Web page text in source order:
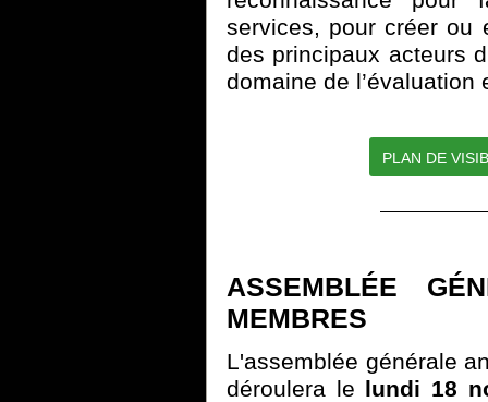
services, pour créer ou
des principaux acteurs
domaine de l’évaluation
PLAN DE
ASSEMBLÉE
MEMBRES
L'assemblée générale
déroulera le lundi 18